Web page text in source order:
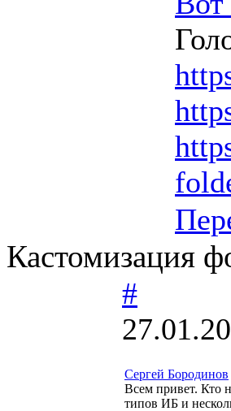
Кастомизация
#
Сергей Бородинов
Всем привет. Кто
типов ИБ и